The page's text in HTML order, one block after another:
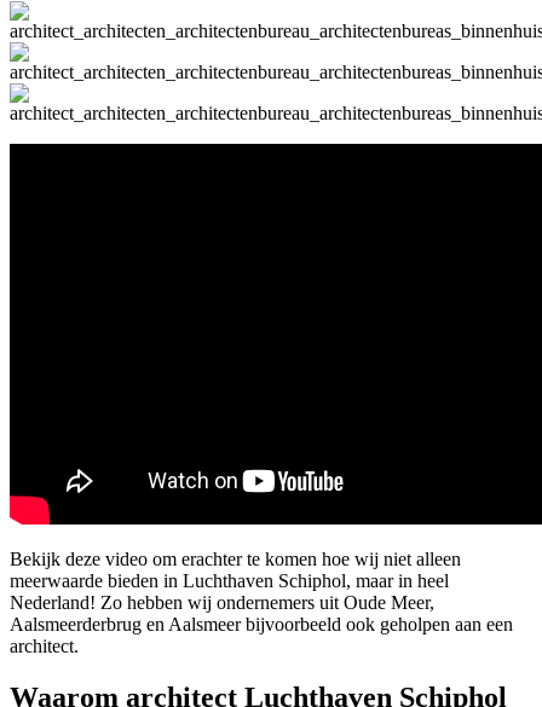
Bekijk deze video om erachter te komen hoe wij niet alleen
meerwaarde bieden in Luchthaven Schiphol, maar in heel
Nederland! Zo hebben wij ondernemers uit Oude Meer,
Aalsmeerderbrug en Aalsmeer bijvoorbeeld ook geholpen aan een
architect.
Waarom architect Luchthaven Schiphol